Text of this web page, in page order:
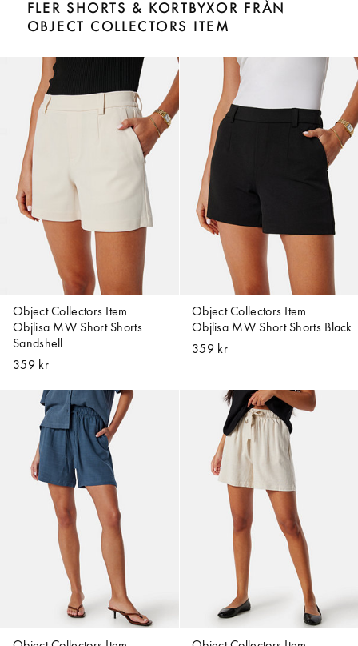
FLER SHORTS & KORTBYXOR FRÅN
OBJECT COLLECTORS ITEM
Object Collectors Item
Objlisa MW Short Shorts
Sandshell
359 kr
Object Collectors Item
Objlisa MW Short Shorts Black
359 kr